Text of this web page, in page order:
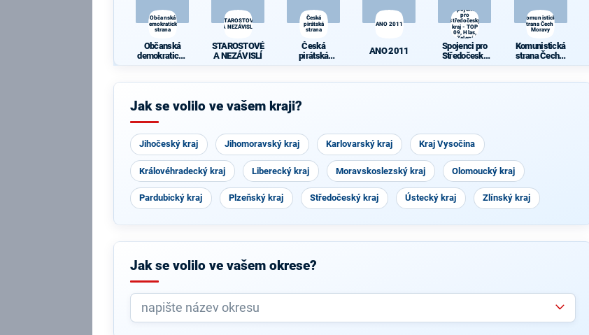
Občanská
demokratická
strana
Občanská
demokratická
STAROSTOVÉ
A NEZÁVISLÍ
STAROSTOVÉ
A NEZÁVISLÍ
Česká
pirátská
strana
Česká
pirátská
ANO 2011
ANO 2011
Spojenci
pro
Středočeský
kraj - TOP
09, Hlas,
Zelení
Spojenci pro
Středočeský
Komunistická
strana Čech a
Moravy
Komunistická
strana Čech a
Moravy
Jak se volilo ve vašem kraji?
Jihočeský kraj Jihomoravský kraj Karlovarský kraj Kraj Vysočina
Královéhradecký kraj Liberecký kraj Moravskoslezský kraj Olomoucký kraj
Pardubický kraj Plzeňský kraj Středočeský kraj Ústecký kraj Zlínský kraj
Jak se volilo ve vašem okrese?